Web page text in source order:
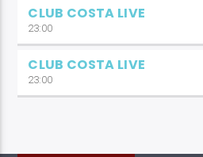
CLUB COSTA LIVE
23:00
CLUB COSTA LIVE
23:00